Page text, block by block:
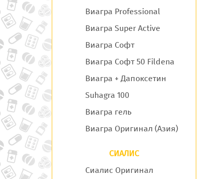
Виагра Professional
Виагра Super Active
Виагра Софт
Виагра Софт 50 Fildena
Виагра + Дапоксетин
Suhagra 100
Виагра гель
Виагра Оригинал (Азия)
СИАЛИС
Сиалис Оригинал